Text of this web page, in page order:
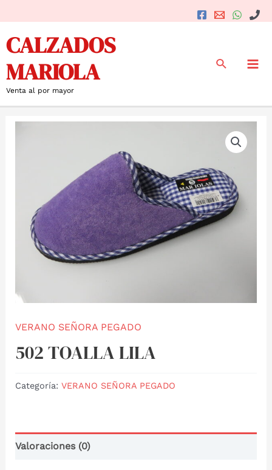
al
contenido
CALZADOS
MARIOLA
Venta al por mayor
Buscar
VERANO SEÑORA PEGADO
502 TOALLA LILA
Categoría: VERANO SEÑORA PEGADO
Valoraciones (0)